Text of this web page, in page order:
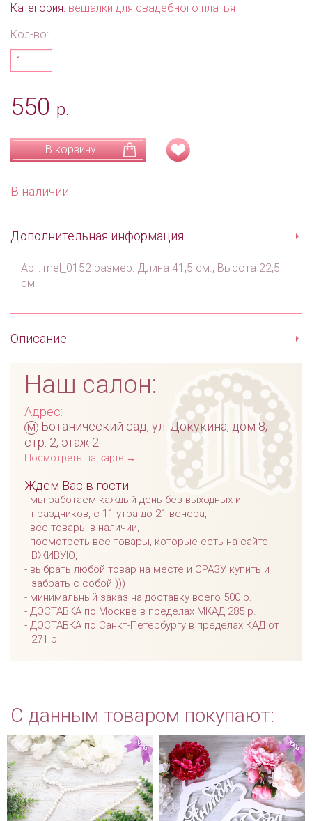
Категория: вешалки для свадебного платья
Кол-во:
550 р.
В корзину!
В наличии
Дополнительная информация
Арт: mel_0152 размер: Длина 41,5 см., Высота 22,5
см.
Описание
Наш салон:
Адрес:
м Ботанический сад, ул. Докукина, дом 8,
стр. 2, этаж 2
Посмотреть на карте →
Ждем Вас в гости:
мы работаем каждый день без выходных и
праздников, с 11 утра до 21 вечера,
все товары в наличии,
посмотреть все товары, которые есть на сайте
ВЖИВУЮ,
выбрать любой товар на месте и СРАЗУ купить и
забрать с собой )))
минимальный заказ на доставку всего 500 р.
ДОСТАВКА по Москве в пределах МКАД 285 р.
ДОСТАВКА по Санкт-Петербургу в пределах КАД от
271 р.
С данным товаром покупают: